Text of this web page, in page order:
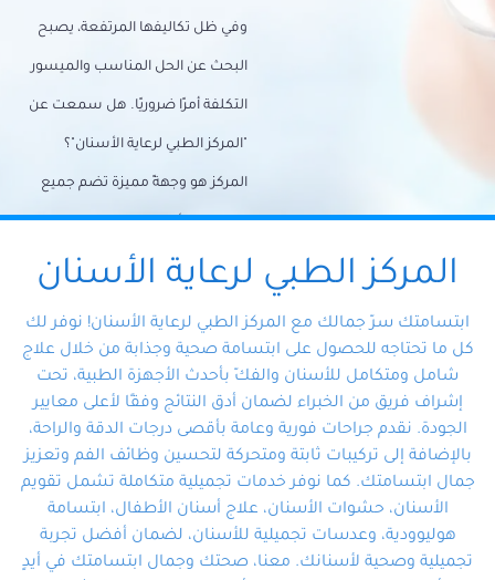
وفي ظل تكاليفها المرتفعة، يصبح
البحث عن الحل المناسب والميسور
التكلفة أمرًا ضروريًا. هل سمعت عن
"المركز الطبي لرعاية الأسنان"؟
المركز هو وجهةً مميزة تضم جميع
احتياجات الأسنان تحت سقف واحد،
وتضمن لك حلاً شاملًا لجميع
المتخصص ذوي الخبرة، ستجد نفسك
في أيد أمينة تلبي احتياجاتك بكل
احترافية ودقة.
المركز الطبي لرعاية الأسنان
ابتسامتك سرّ جمالك مع المركز الطبي لرعاية الأسنان! نوفر لك
كل ما تحتاجه للحصول على ابتسامة صحية وجذابة من خلال علاج
شامل ومتكامل للأسنان والفكّ بأحدث الأجهزة الطبية، تحت
إشراف فريق من الخبراء لضمان أدق النتائج وفقًا لأعلى معايير
الجودة. نقدم جراحات فورية وعامة بأقصى درجات الدقة والراحة،
بالإضافة إلى تركيبات ثابتة ومتحركة لتحسين وظائف الفم وتعزيز
جمال ابتسامتك. كما نوفر خدمات تجميلية متكاملة تشمل تقويم
الأسنان، حشوات الأسنان، علاج أسنان الأطفال، ابتسامة
هوليوودية، وعدسات تجميلية للأسنان، لضمان أفضل تجربة
تجميلية وصحية لأسنانك. معنا، صحتك وجمال ابتسامتك في أيدٍ